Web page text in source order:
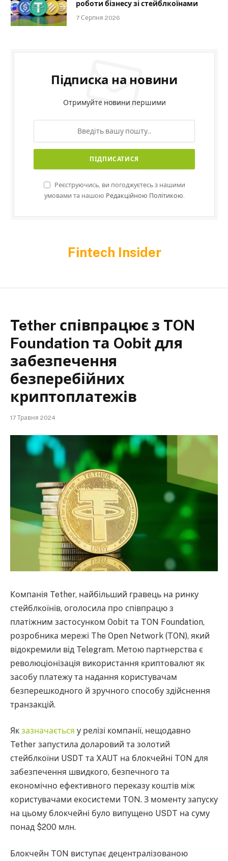
роботи бізнесу зі стейблкоїнами
7 Серпня 2026
Підписка на новини
Отримуйте новини першими
Реєструючись, ви погоджуєтесь з нашими
умовами та нашою Редакційною Політикою.
Fintech Insider
Tether співпрацює з TON
Foundation та Oobit для
забезпечення
безперебійних
криптоплатежів
17 Травня 2024
Компанія Tether, найбільший гравець на ринку
стейблкоїнів, оголосила про співпрацю з
платіжним застосунком Oobit та TON Foundation,
розробника мережі The Open Network (TON), який
відокремили від Telegram. Метою партнерства є
революціонізація використання криптовалют як
засобу платежу та надання користувачам
безперешкодного й зручного способу здійснення
транзакцій.
Як зазначається у релізі компанії, нещодавно
Tether запустила доларовий та золотий
стейблкоїни USDT та XAUT на блокчейні TON для
забезпечення швидкого, безпечного та
економічно ефективного переказу коштів між
користувачами екосистеми TON. З моменту запуску
на цьому блокчейні було випущено USDT на суму
понад $200 млн.
Блокчейн TON виступає децентралізованою